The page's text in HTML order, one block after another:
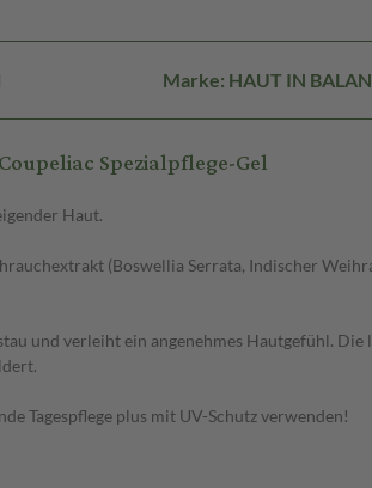
Marke: HAUT IN
Spezialpflege-Gel
Haut.
(Boswellia Serrata, Indischer
und verleiht ein angenehmes Hautgefühl.
Tagespflege plus mit UV-Schutz verwenden!